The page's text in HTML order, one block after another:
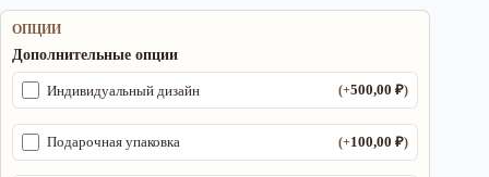
ОПЦИИ
Дополнительные опции
Индивидуальный дизайн (+500,00₽)
Подарочная упаковка (+100,00₽)